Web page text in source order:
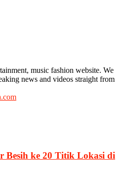
music fashion website. We
news and videos straight from
ke 20 Titik Lokasi di